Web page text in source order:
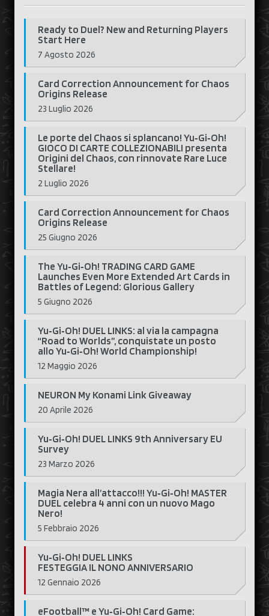
Ready to Duel? New and Returning Players
Start Here
7 Agosto 2026
Card Correction Announcement for Chaos
Origins Release
23 Luglio 2026
Le porte del Chaos si splancano! Yu‑Gi‑Oh!
GIOCO DI CARTE COLLEZIONABILI presenta
Origini del Chaos, con rinnovate Rare Luce
Stellare!
2 Luglio 2026
Card Correction Announcement for Chaos
Origins Release
25 Giugno 2026
The Yu‑Gi‑Oh! TRADING CARD GAME
Launches Even More Extended Art Cards in
Battles of Legend: Glorious Gallery
5 Giugno 2026
Yu‑Gi‑Oh! DUEL LINKS: al via la campagna
“Road to Worlds”, conquistate un posto
allo Yu‑Gi‑Oh! World Championship!
12 Maggio 2026
NEURON My Konami Link Giveaway
20 Aprile 2026
Yu‑Gi‑Oh! DUEL LINKS 9th Anniversary EU
Survey
23 Marzo 2026
Magia Nera all’attacco!!! Yu‑Gi‑Oh! MASTER
DUEL celebra 4 anni con un nuovo Mago
Nero!
5 Febbraio 2026
Yu‑Gi‑Oh! DUEL LINKS
FESTEGGIA IL NONO ANNIVERSARIO
12 Gennaio 2026
eFootball™ e Yu‑Gi‑Oh! Card Game: